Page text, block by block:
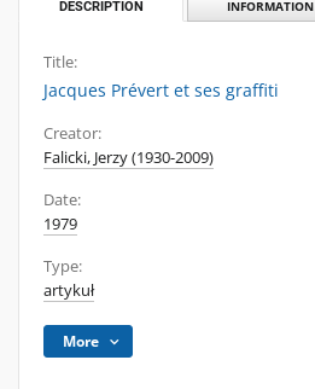
DESCRIPTION INFORMATION
Title:
Jacques Prévert et ses graffiti
Creator:
Falicki, Jerzy (1930-2009)
Date:
1979
Type:
artykuł
More